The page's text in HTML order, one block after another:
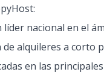
líder nacional en el
alquileres a corto
en las